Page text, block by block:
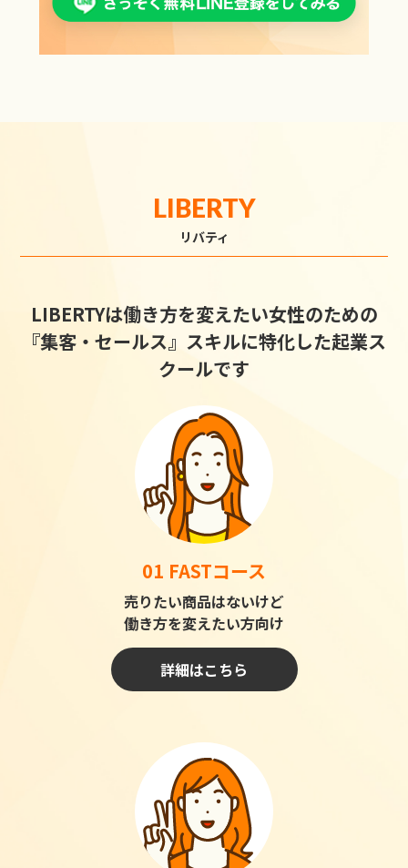
LIBERTY
リバティ
LIBERTYは働き方を変えたい女性のための
『集客・セールス』スキルに特化した起業ス
クールです
01 FASTコース
売りたい商品はないけど
働き方を変えたい方向け
詳細はこちら